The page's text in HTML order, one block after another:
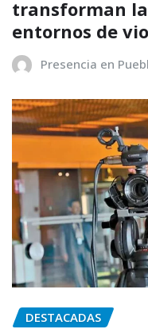
transforman
entornos de
Presencia en
DESTACADAS